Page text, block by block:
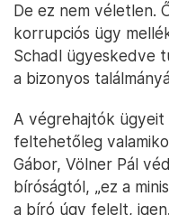
De ez nem véletlen.
korrupciós ügy
Schadl ügyeskedve
a bizonyos
A végrehajtók
feltehetőleg
Gábor, Völner Pál
bíróságtól, „ez a
a bíró úgy felelt, igen.